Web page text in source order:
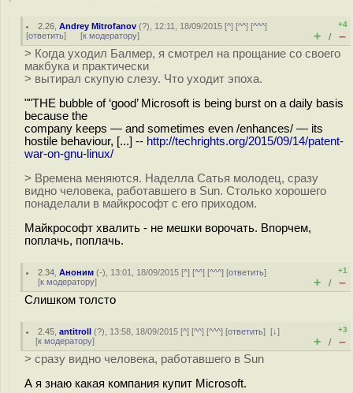
2.26 ,Andrey Mitrofanov (?), 12:11, 18/09/2015 [^] [^^] [^^^]
[ответить] [к модератору]
+4
+ / –
> Когда уходил Балмер, я смотрел на прощание со своего
макбука и практически
> вытирал скупую слезу. Что уходит эпоха.
""THE bubble of ‘good’ Microsoft is being burst on a daily basis
because the
company keeps — and sometimes even /enhances/ — its
hostile behaviour, [...] -- http://techrights.org/2015/09/14/patent-
war-on-gnu-linux/
> Времена меняются. Наделла Сатья молодец, сразу
видно человека, работавшего в Sun. Столько хорошего
понаделали в майкрософт с его приходом.
Майкрософт хвалить - не мешки ворочать. Впорчем,
поплачь, поплачь.
2.34 ,Аноним (-), 13:01, 18/09/2015 [^] [^^] [^^^] [ответить]
[к модератору]
+1
+ / –
Слишком толсто
2.45 ,antitroll (?), 13:58, 18/09/2015 [^] [^^] [^^^] [ответить][↓]
[к модератору]
+3
+ / –
> сразу видно человека, работавшего в Sun
А я знаю какая компания купит Microsoft.